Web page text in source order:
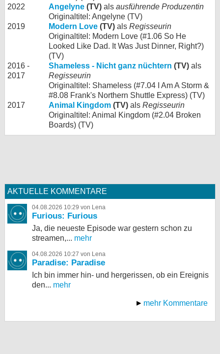
2022
Angelyne (TV) als ausführende Produzentin
Originaltitel: Angelyne (TV)
2019
Modern Love (TV) als Regisseurin
Originaltitel: Modern Love (#1.06 So He
Looked Like Dad. It Was Just Dinner, Right?)
(TV)
2016 -
2017
Shameless - Nicht ganz nüchtern (TV) als
Regisseurin
Originaltitel: Shameless (#7.04 I Am A Storm &
#8.08 Frank's Northern Shuttle Express) (TV)
2017
Animal Kingdom (TV) als Regisseurin
Originaltitel: Animal Kingdom (#2.04 Broken
Boards) (TV)
AKTUELLE KOMMENTARE
04.08.2026 10:29 von Lena
Furious: Furious
Ja, die neueste Episode war gestern schon zu
streamen,... mehr
04.08.2026 10:27 von Lena
Paradise: Paradise
Ich bin immer hin- und hergerissen, ob ein Ereignis
den... mehr
mehr Kommentare